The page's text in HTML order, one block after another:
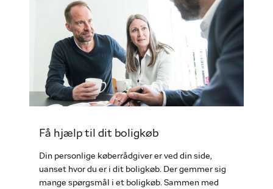
Få hjælp til dit boligkøb
Din personlige køberrådgiver er ved din side,
uanset hvor du er i dit boligkøb. Der gemmer sig
mange spørgsmål i et boligkøb. Sammen med